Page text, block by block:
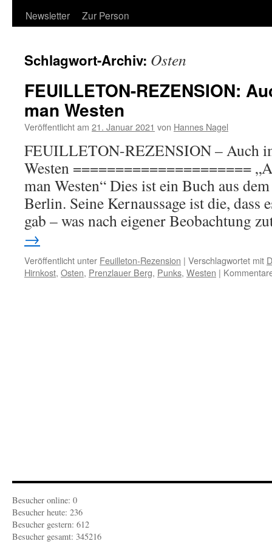
Newsletter
Zur Person
Schlagwort-Archiv: Osten
FEUILLETON-REZENSION:
man Westen
Veröffentlicht am 21. Januar 2021 von Hannes Nagel
FEUILLETON-REZENSION – Auch
Westen =====================
man Westen“ Dies ist ein Buch aus
Berlin. Seine Kernaussage ist die, dass
gab – was nach eigener Beobachtung
→
Veröffentlicht unter Feuilleton-Rezension | Verschlagwortet mit
Hirnkost, Osten, Prenzlauer Berg, Punks, Westen |
Besucher online: 0
Besucher heute: 236
Besucher gestern: 612
Besucher gesamt: 345216